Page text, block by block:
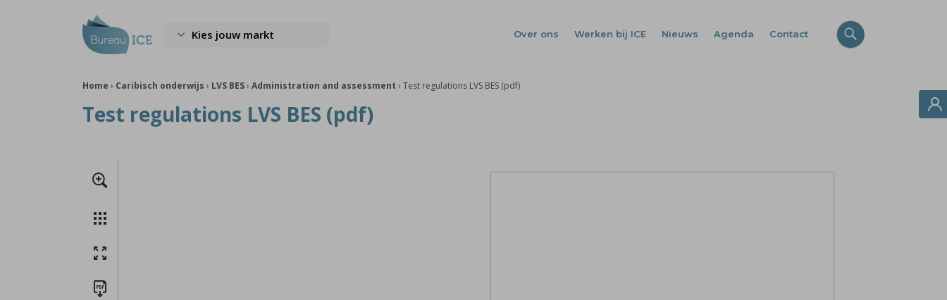
Kies jouw markt Over ons Werken bij ICE Nieuws Agenda Contact
Home › Caribisch onderwijs › LVS BES› Administration and assessment › Test regulations LVS BES (pdf)
Test regulations LVS BES (pdf)